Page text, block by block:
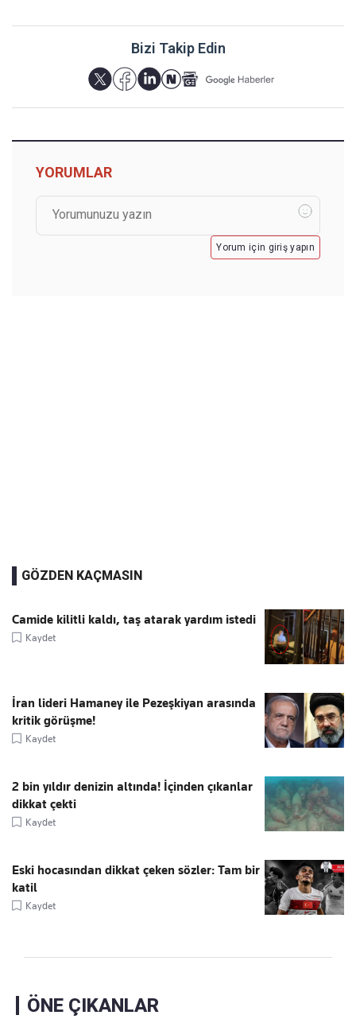
Bizi Takip Edin
YORUMLAR
Yorum için giriş yapın
GÖZDEN KAÇMASIN
Camide kilitli kaldı, taş atarak yardım istedi
Kaydet
İran lideri Hamaney ile Pezeşkiyan arasında
kritik görüşme!
Kaydet
2 bin yıldır denizin altında! İçinden çıkanlar
dikkat çekti
Kaydet
Eski hocasından dikkat çeken sözler: Tam bir
katil
Kaydet
ÖNE ÇIKANLAR